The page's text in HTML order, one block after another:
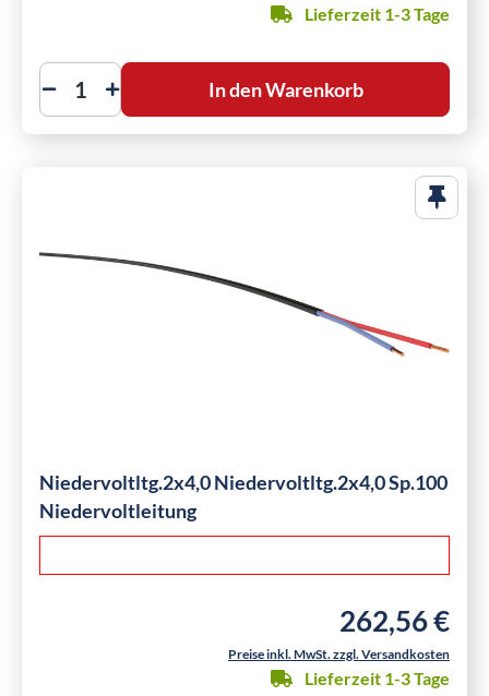
Lieferzeit 1-3 Tage
In den Warenkorb
Niedervoltltg.2x4,0 Niedervoltltg.2x4,0 Sp.100
Niedervoltleitung
Regulärer Preis:
262,56 €
Preise inkl. MwSt. zzgl. Versandkosten
Lieferzeit 1-3 Tage